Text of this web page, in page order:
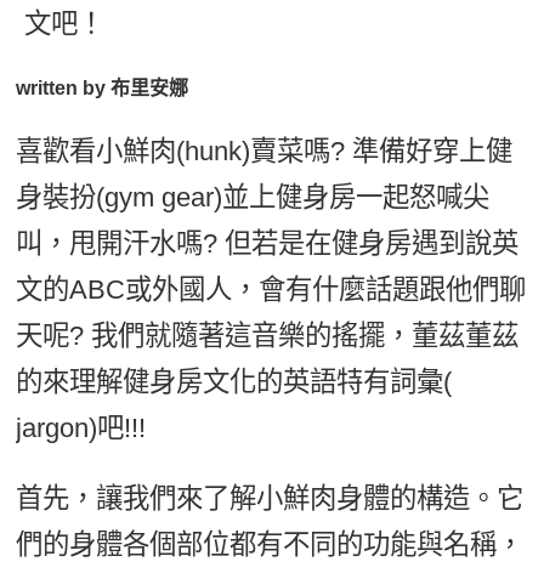
新聞英文
文吧！
written by 布里安娜
喜歡看小鮮肉(hunk)賣菜嗎? 準備好穿上健
身裝扮(gym gear)並上健身房一起怒喊尖
叫，甩開汗水嗎? 但若是在健身房遇到說英
文的ABC或外國人，會有什麼話題跟他們聊
天呢? 我們就隨著這音樂的搖擺，董茲董茲
的來理解健身房文化的英語特有詞彙(
jargon)吧!!!
首先，讓我們來了解小鮮肉身體的構造。它
們的身體各個部位都有不同的功能與名稱，